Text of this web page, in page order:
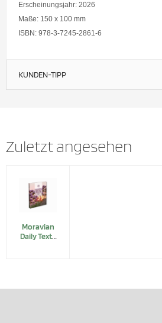
Erscheinungsjahr: 2026
Maße: 150 x 100 mm
ISBN: 978-3-7245-2861-6
KUNDEN-TIPP
Zuletzt angesehen
Moravian
Daily Texts